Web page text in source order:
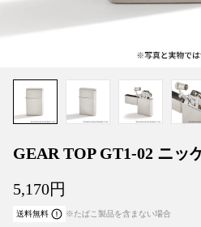
GEAR TOP GT1-02 ニッ
5,170円
送料無料 ※たばこ製品を含まない場合